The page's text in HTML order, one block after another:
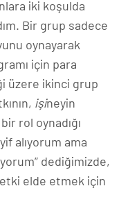
iki koşulda
Bir grup sadece
oynayarak
için para
üzere ikinci grup
işineyin
rol oynadığı
alıyorum ama
dediğimizde,
elde etmek için